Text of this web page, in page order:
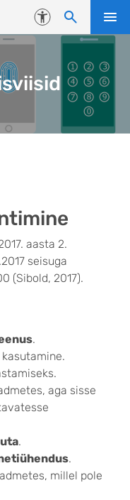
Juurdepääsetavus
aasta 2.
seisuga
(Sibold, 2017).
.
aga sisse
.
.
millel pole